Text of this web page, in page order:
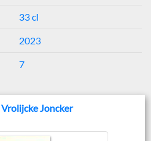
33 cl
2023
7
Vrolijcke Joncker